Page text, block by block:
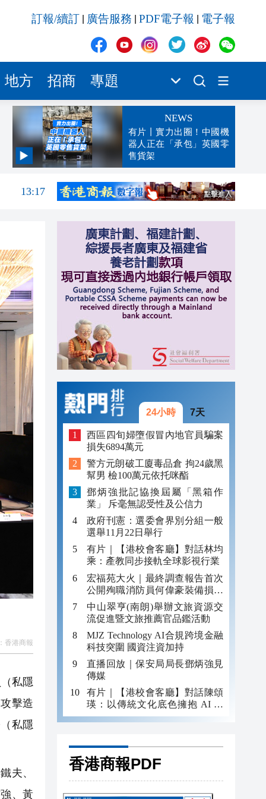
訂報/續訂 廣告服務 PDF電子報 電子報
地方 招商 專題
NEWS
有片丨實力出圈！中國機
器人正在「承包」英國零
售貨架
13:23
13:17
13:04
11:40
11:28
11:24
香港商報
私隱
擊造
私隱
夫、
、黃
24小時 7天
西區四旬婦墮假冒內地官員騙案
損失6894萬元
警方元朗破工廈毒品倉 拘24歲黑
幫男 檢100萬元依托咪酯
鄧炳強批記協換屆屬「黑箱作
業」 斥毫無認受性及公信力
政府刊憲：選委會界別分組一般
選舉11月22日舉行
有片｜【港校會客廳】對話林均
乘：產教同步接軌全球影視行業
宏福苑大火｜最終調查報告首次
公開殉職消防員何偉豪裝備損毀
照片
中山翠亨(南朗)舉辦文旅資源交
流促進暨文旅推薦官品鑑活動
MJZ Technology AI合規跨境金融
科技突圍 國資注資加持
直播回放｜保安局局長鄧炳強見
傳媒
有片｜【港校會客廳】對話陳頌
瑛：以傳統文化底色擁抱 AI 藝
術新發展
香港商報PDF